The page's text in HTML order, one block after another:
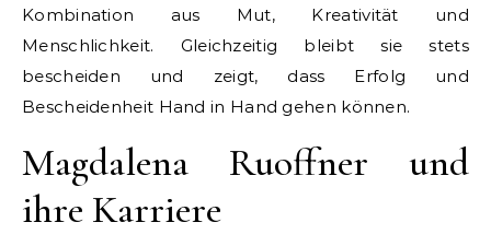
Kombination aus Mut, Kreativität und
Menschlichkeit. Gleichzeitig bleibt sie stets
bescheiden und zeigt, dass Erfolg und
Bescheidenheit Hand in Hand gehen können.
Magdalena Ruoffner und
ihre Karriere